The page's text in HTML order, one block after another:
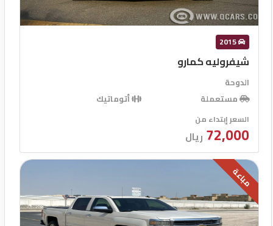
2015
شيفروليه كمارو
الدوحة
مستعملة
أتوماتيك
السعر إبتداء من
72,000 ريال
مباعة